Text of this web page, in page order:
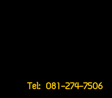
Tel: 081-274-7506